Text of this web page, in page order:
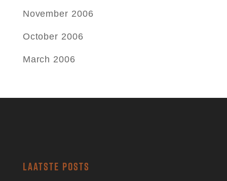
November 2006
October 2006
March 2006
LAATSTE POSTS